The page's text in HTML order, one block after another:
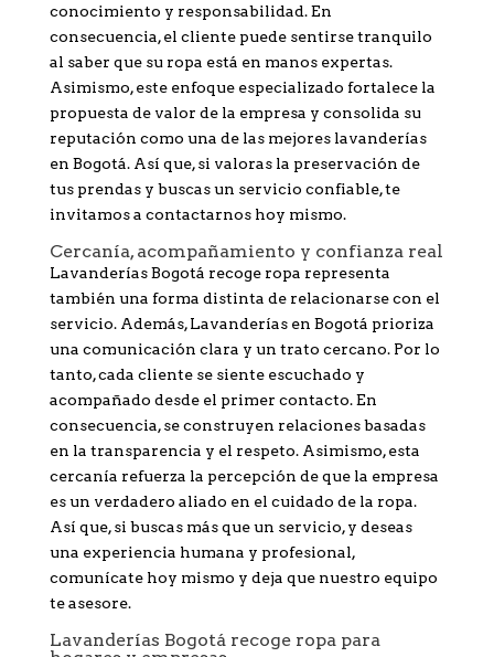
conocimiento y responsabilidad. En
consecuencia, el cliente puede sentirse tranquilo
al saber que su ropa está en manos expertas.
Asimismo, este enfoque especializado fortalece la
propuesta de valor de la empresa y consolida su
reputación como una de las mejores lavanderías
en Bogotá. Así que, si valoras la preservación de
tus prendas y buscas un servicio confiable, te
invitamos a contactarnos hoy mismo.
Cercanía, acompañamiento y confianza real
Lavanderías Bogotá recoge ropa representa
también una forma distinta de relacionarse con el
servicio. Además, Lavanderías en Bogotá prioriza
una comunicación clara y un trato cercano. Por lo
tanto, cada cliente se siente escuchado y
acompañado desde el primer contacto. En
consecuencia, se construyen relaciones basadas
en la transparencia y el respeto. Asimismo, esta
cercanía refuerza la percepción de que la empresa
es un verdadero aliado en el cuidado de la ropa.
Así que, si buscas más que un servicio, y deseas
una experiencia humana y profesional,
comunícate hoy mismo y deja que nuestro equipo
te asesore.
Lavanderías Bogotá recoge ropa para